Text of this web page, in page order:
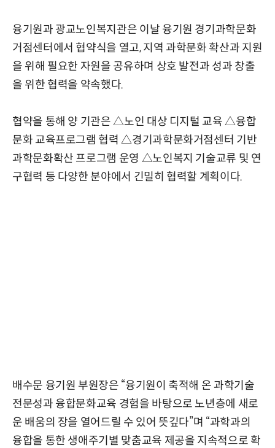
융기원과 광교노인복지관은 이날 융기원 경기과학문화
거점센터에서 협약식을 열고, 지역 과학문화 확산과 지원
을 위해 필요한 자원을 공유하며 상호 발전과 성과 창출
을 위한 협력을 약속했다.
협약을 통해 양 기관은 △노인 대상 디지털 교육 △융합
문화 교육프로그램 협력 △경기과학문화거점센터 기반
과학문화확산 프로그램 운영 △노인복지 기술교류 및 연
구협력 등 다양한 분야에서 긴밀히 협력할 계획이다.
배수문 융기원 부원장은 “융기원이 축적해 온 과학기술
전문성과 융합문화교육 경험을 바탕으로 노년층에 새로
운 배움의 장을 열어드릴 수 있어 뜻깊다”며 “과학과의
융합을 통한 생애주기별 맞춤교육 제공을 지속적으로 확